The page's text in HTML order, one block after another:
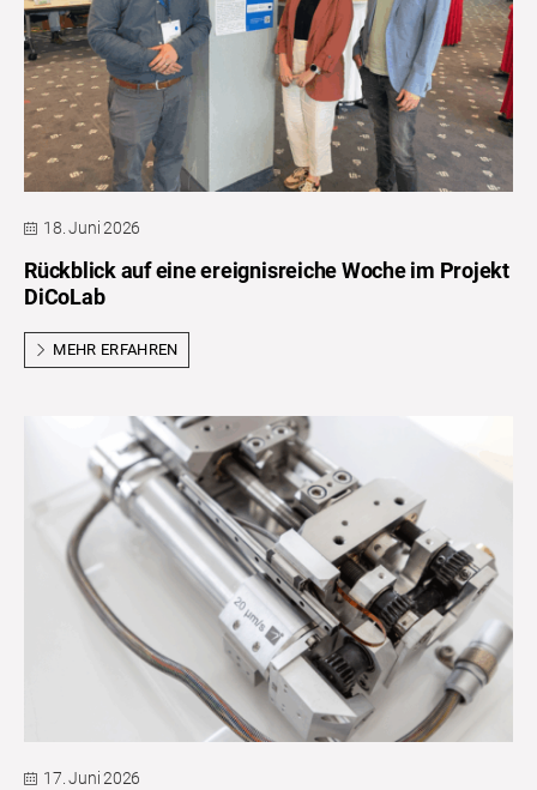
18. Juni 2026
Rückblick auf eine ereignisreiche Woche im Projekt
DiCoLab
MEHR ERFAHREN
17. Juni 2026